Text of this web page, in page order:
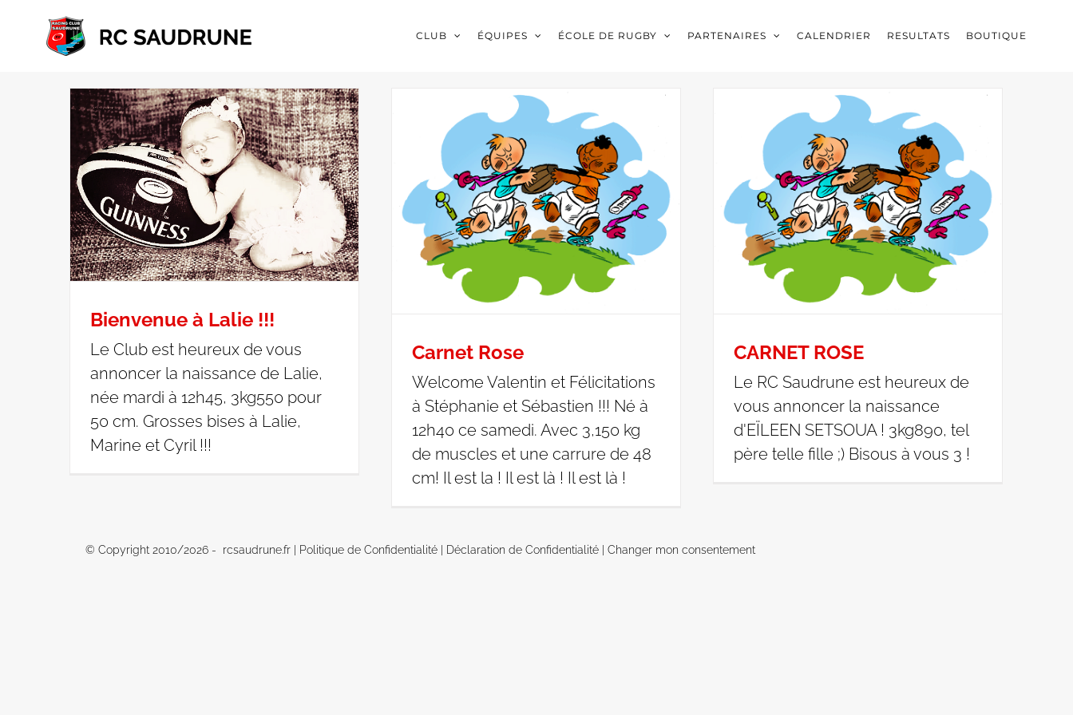
contenu
CLUB ÉQUIPES ÉCOLE DE RUGBY PARTENAIRES CALENDRIER RESULTATS BOUTIQUE
Bienvenue à Lalie !!!
Le Club est heureux de vous
annoncer la naissance de Lalie,
née mardi à 12h45, 3kg550 pour
50 cm. Grosses bises à Lalie,
Marine et Cyril !!!
Carnet Rose
Welcome Valentin et Félicitations
à Stéphanie et Sébastien !!! Né à
12h40 ce samedi. Avec 3,150 kg
de muscles et une carrure de 48
cm! Il est la ! Il est là ! Il est là !
CARNET ROSE
Le RC Saudrune est heureux de
vous annoncer la naissance
d'EÏLEEN SETSOUA ! 3kg890, tel
père telle fille ;) Bisous à vous 3 !
© Copyright 2010/2026 - rcsaudrune.fr | Politique de Confidentialité Déclaration de Confidentialité |Changer mon consentement